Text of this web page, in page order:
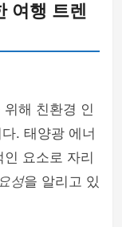
여행 트렌
위해 친환경 인
. 태양광 에너
요소로 자리
성을 알리고 있